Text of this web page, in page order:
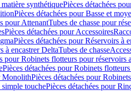
synthétiquePièces détachées
Pièces détachées pour Basse et
pour AttenantTubes de chasse pour
Pièces détachées pour Accessoires
Pièces détachées pour Réservoirs à
à encastrer DeltaTubes de chasse
pour Robinets flotteurs pour réservoirs
Pièces détachées pour Robinets
MonolithPièces détachées pour
touchePièces détachées pour